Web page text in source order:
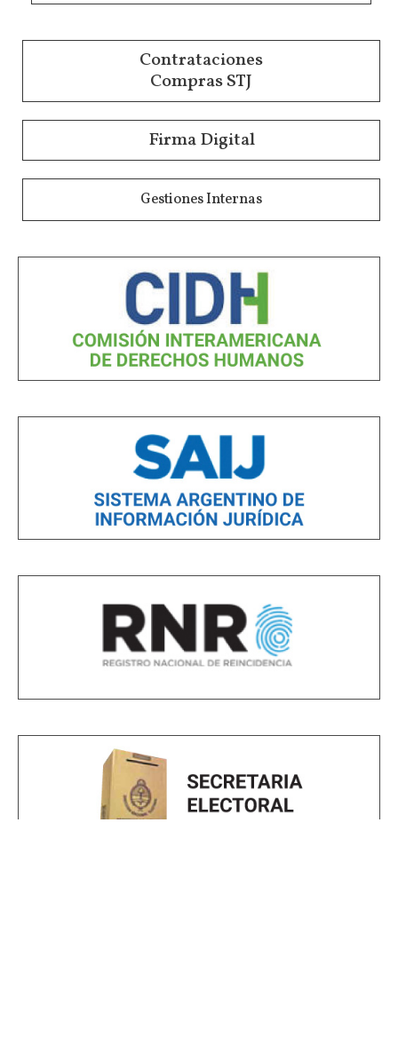
Contrataciones
Compras STJ
Firma Digital
Gestiones Internas